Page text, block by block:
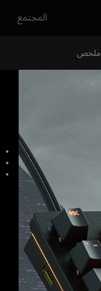
المجتمع
ملخص